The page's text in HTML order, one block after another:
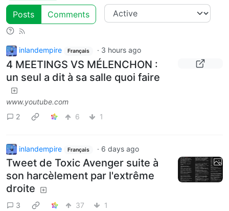
Posts Comments
inlandempire Français · 3 hours ago
4 MEETINGS VS MÉLENCHON :
un seul a dit à sa salle quoi faire
www.youtube.com
2
6 1
inlandempire Français · 6 days ago
Tweet de Toxic Avenger suite à
son harcèlement par l'extrême
droite
3 37 1